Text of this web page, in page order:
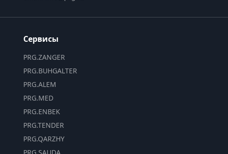
Сервисы
PRG.ZANGER
PRG.BUHGALTER
PRG.ALEM
PRG.MED
PRG.ENBEK
PRG.TENDER
PRG.QARZHY